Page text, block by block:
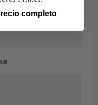
completo